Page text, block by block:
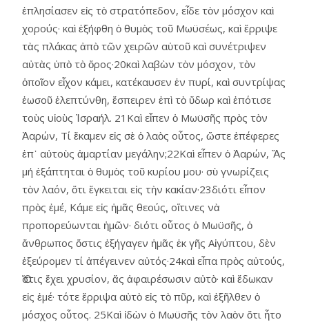
ἐπλησίασεν εἰς τὸ στρατόπεδον, εἶδε τὸν μόσχον καὶ
χορούς· καὶ ἐξήφθη ὁ θυμὸς τοῦ Μωϋσέως, καὶ ἔρριψε
τὰς πλάκας ἀπὸ τῶν χειρῶν αὑτοῦ καὶ συνέτριψεν
αὐτὰς ὑπὸ τὸ ὄρος·20καὶ λαβὼν τὸν μόσχον, τὸν
ὁποῖον εἶχον κάμει, κατέκαυσεν ἐν πυρί, καὶ συντρίψας
ἑωσοῦ ἐλεπτύνθη, ἔσπειρεν ἐπὶ τὸ ὕδωρ καὶ ἐπότισε
τοὺς υἱοὺς Ἰσραήλ. 21Καὶ εἶπεν ὁ Μωϋσῆς πρὸς τὸν
Ἀαρών, Τί ἔκαμεν εἰς σὲ ὁ λαὸς οὗτος, ὥστε ἐπέφερες
ἐπ᾿ αὐτοὺς ἁμαρτίαν μεγάλην;22Καὶ εἶπεν ὁ Ἀαρών, Ἄς
μή ἐξάπτηται ὁ θυμὸς τοῦ κυρίου μου· σὺ γνωρίζεις
τὸν λαόν, ὅτι ἔγκειται εἰς τὴν κακίαν·23διότι εἶπον
πρὸς ἐμέ, Κάμε εἰς ἡμᾶς θεούς, οἵτινες νὰ
προπορεύωνται ἡμῶν· διότι οὗτος ὁ Μωϋσῆς, ὁ
ἄνθρωπος ὅστις ἐξήγαγεν ἡμᾶς ἐκ γῆς Αἰγύπτου, δὲν
ἐξεύρομεν τί ἀπέγεινεν αὐτός·24καὶ εἶπα πρὸς αὐτούς,
Ὅστις ἔχει χρυσίον, ἄς ἀφαιρέσωσιν αὐτὸ· καὶ ἔδωκαν
εἰς ἐμέ· τότε ἔρριψα αὐτὸ εἰς τὸ πῦρ, καὶ ἐξῆλθεν ὁ
μόσχος οὗτος. 25Καὶ ἰδὼν ὁ Μωϋσῆς τὸν λαὸν ὅτι ἦτο